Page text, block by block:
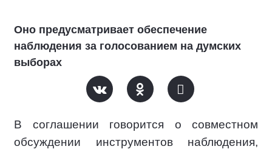
Оно предусматривает обеспечение
наблюдения за голосованием на думских
выборах
В соглашении говорится о совместном
обсуждении инструментов наблюдения,